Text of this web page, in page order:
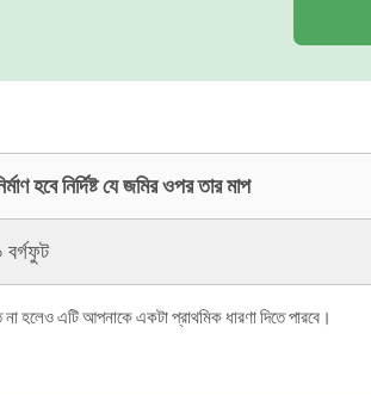
হবে নির্দিষ্ট যে জমির ওপর তার মাপ
হলেও এটি আপনাকে একটা প্রাথমিক ধারণা দিতে পারবে।